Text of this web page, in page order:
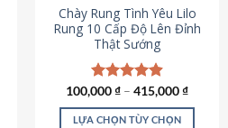
chọn
trên
trang
sản
phẩm
Chày Rung Tình Yêu Lilo
Rung 10 Cấp Độ Lên Đỉnh
Thật Sướng
Được xếp
hạng4.94
5 sao
100,000₫ – 415,000₫
LỰA CHỌN TÙY CHỌN